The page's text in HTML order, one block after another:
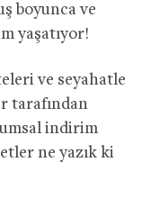
boyunca ve
yaşatıyor!
ve seyahatle
tarafından
indirim
ne yazık ki